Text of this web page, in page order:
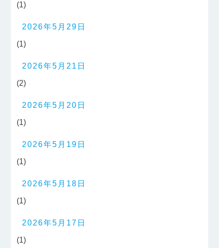
(1)
2026年5月29日
(1)
2026年5月21日
(2)
2026年5月20日
(1)
2026年5月19日
(1)
2026年5月18日
(1)
2026年5月17日
(1)